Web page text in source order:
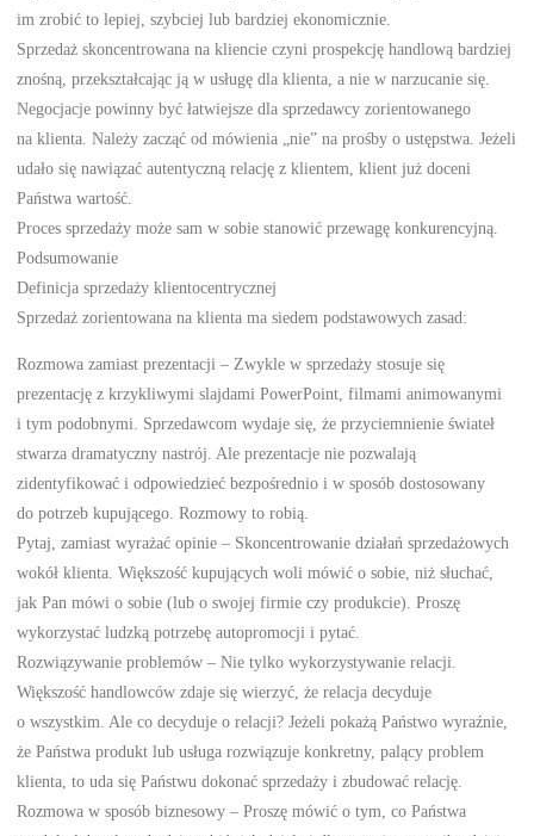
im zrobić to lepiej, szybciej lub bardziej ekonomicznie.
Sprzedaż skoncentrowana na kliencie czyni prospekcję handlową bardziej
znośną, przekształcając ją w usługę dla klienta, a nie w narzucanie się.
Negocjacje powinny być łatwiejsze dla sprzedawcy zorientowanego
na klienta. Należy zacząć od mówienia „nie” na prośby o ustępstwa. Jeżeli
udało się nawiązać autentyczną relację z klientem, klient już doceni
Państwa wartość.
Proces sprzedaży może sam w sobie stanowić przewagę konkurencyjną.
Podsumowanie
Definicja sprzedaży klientocentrycznej
Sprzedaż zorientowana na klienta ma siedem podstawowych zasad:
Rozmowa zamiast prezentacji – Zwykle w sprzedaży stosuje się
prezentację z krzykliwymi slajdami PowerPoint, filmami animowanymi
i tym podobnymi. Sprzedawcom wydaje się, że przyciemnienie świateł
stwarza dramatyczny nastrój. Ale prezentacje nie pozwalają
zidentyfikować i odpowiedzieć bezpośrednio i w sposób dostosowany
do potrzeb kupującego. Rozmowy to robią.
Pytaj, zamiast wyrażać opinie – Skoncentrowanie działań sprzedażowych
wokół klienta. Większość kupujących woli mówić o sobie, niż słuchać,
jak Pan mówi o sobie (lub o swojej firmie czy produkcie). Proszę
wykorzystać ludzką potrzebę autopromocji i pytać.
Rozwiązywanie problemów – Nie tylko wykorzystywanie relacji.
Większość handlowców zdaje się wierzyć, że relacja decyduje
o wszystkim. Ale co decyduje o relacji? Jeżeli pokażą Państwo wyraźnie,
że Państwa produkt lub usługa rozwiązuje konkretny, palący problem
klienta, to uda się Państwu dokonać sprzedaży i zbudować relację.
Rozmowa w sposób biznesowy – Proszę mówić o tym, co Państwa